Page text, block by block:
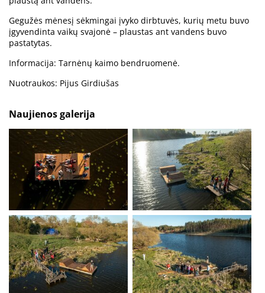
Gegužės mėnesį sėkmingai įvyko dirbtuvės, kurių metu buvo
įgyvendinta vaikų svajonė – plaustas ant vandens buvo
pastatytas.
Informacija: Tarnėnų kaimo bendruomenė.
Nuotraukos: Pijus Girdiušas
Naujienos galerija